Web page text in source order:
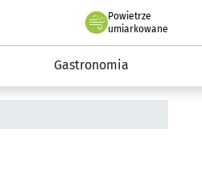
Powietrze
we Wrocławiu
umiarkowane
Gastronomia